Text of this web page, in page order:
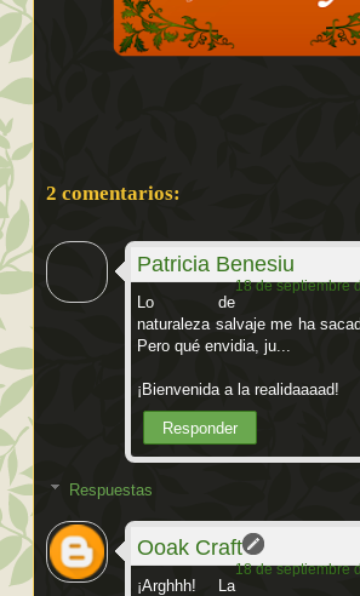
2 comentarios:
Patricia Benesiu
18 de septiembre
Lo de
naturaleza salvaje me ha
Pero qué envidia, ju...
¡Bienvenida a la realidaaaad!
Responder
Respuestas
Ooak Craft
18 de septiembre
¡Arghhh! La